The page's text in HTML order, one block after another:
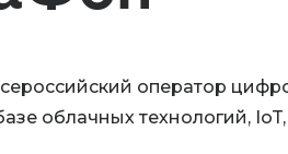
оператор
облачных технологий,